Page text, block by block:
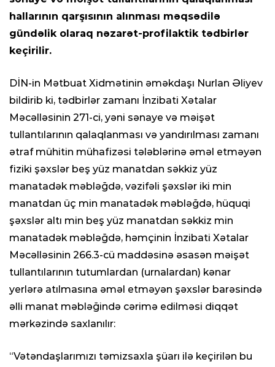
hallarının qarşısının alınması məqsədilə
gündəlik olaraq nəzarət-profilaktik tədbirlər
keçirilir.
DİN-in Mətbuat Xidmətinin əməkdaşı Nurlan Əliyev
bildirib ki, tədbirlər zamanı İnzibati Xətalar
Məcəlləsinin 271-ci, yəni sənaye və məişət
tullantılarının qalaqlanması və yandırılması zamanı
ətraf mühitin mühafizəsi tələblərinə əməl etməyən
fiziki şəxslər beş yüz manatdan səkkiz yüz
manatadək məbləğdə, vəzifəli şəxslər iki min
manatdan üç min manatadək məbləğdə, hüquqi
şəxslər altı min beş yüz manatdan səkkiz min
manatadək məbləğdə, həmçinin İnzibati Xətalar
Məcəlləsinin 266.3-cü maddəsinə əsasən məişət
tullantılarının tutumlardan (urnalardan) kənar
yerlərə atılmasına əməl etməyən şəxslər barəsində
əlli manat məbləğində cərimə edilməsi diqqət
mərkəzində saxlanılır:
“Vətəndaşlarımızı təmizsaxla şüarı ilə keçirilən bu